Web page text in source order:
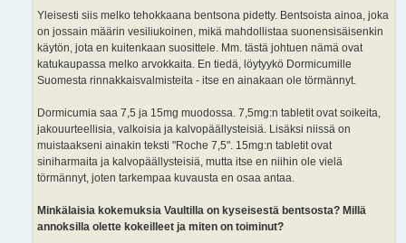
Yleisesti siis melko tehokkaana bentsona pidetty. Bentsoista ainoa, joka
on jossain määrin vesiliukoinen, mikä mahdollistaa suonensisäisenkin
käytön, jota en kuitenkaan suosittele. Mm. tästä johtuen nämä ovat
katukaupassa melko arvokkaita. En tiedä, löytyykö Dormicumille
Suomesta rinnakkaisvalmisteita - itse en ainakaan ole törmännyt.
Dormicumia saa 7,5 ja 15mg muodossa. 7,5mg:n tabletit ovat soikeita,
jakouurteellisia, valkoisia ja kalvopäällysteisiä. Lisäksi niissä on
muistaakseni ainakin teksti "Roche 7,5". 15mg:n tabletit ovat
siniharmaita ja kalvopäällysteisiä, mutta itse en niihin ole vielä
törmännyt, joten tarkempaa kuvausta en osaa antaa.
Minkälaisia kokemuksia Vaultilla on kyseisestä bentsosta? Millä
annoksilla olette kokeilleet ja miten on toiminut?